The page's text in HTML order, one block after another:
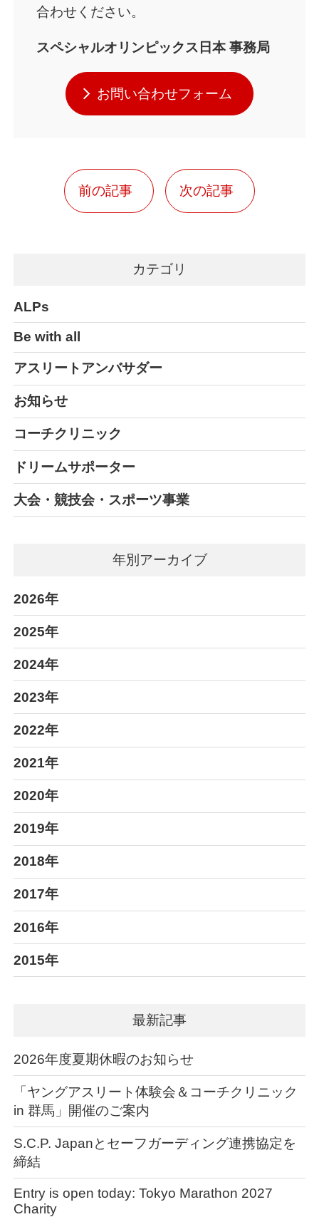
合わせください。
スペシャルオリンピックス日本 事務局
お問い合わせフォーム
前の記事 次の記事
カテゴリ
ALPs
Be with all
アスリートアンバサダー
お知らせ
コーチクリニック
ドリームサポーター
大会・競技会・スポーツ事業
年別アーカイブ
2026年
2025年
2024年
2023年
2022年
2021年
2020年
2019年
2018年
2017年
2016年
2015年
最新記事
2026年度夏期休暇のお知らせ
「ヤングアスリート体験会＆コーチクリニック
in 群馬」開催のご案内
S.C.P. Japanとセーフガーディング連携協定を
締結
Entry is open today: Tokyo Marathon 2027
Charity